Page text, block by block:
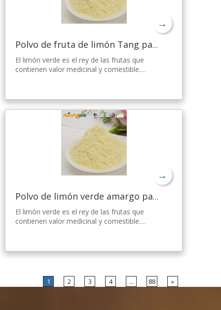
→
Polvo de fruta de limón Tang para gelatina
El limón verde es el rey de las frutas que
contienen valor medicinal y comestible.
la tecnología y el procesamiento de secado
que mantiene bien su nutrición y aroma a
limón fresco. Disuelto instantáneamente,
→
Polvo de limón verde amargo para bajar de peso
El limón verde es el rey de las frutas que
contienen valor medicinal y comestible.
la tecnología y el procesamiento de secado
por aspersión más avanzados del mundo,
limón fresco. Disuelto instantáneamente,
fácil de usar.
1 2 3 4 ... 88 »